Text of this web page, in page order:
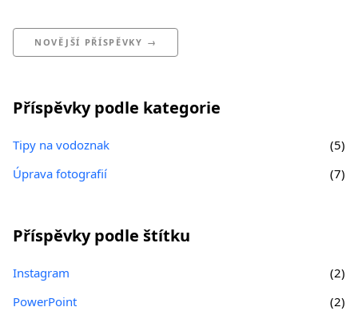
NOVĚJŠÍ PŘÍSPĚVKY →
Příspěvky podle kategorie
Tipy na vodoznak
(5)
Úprava fotografií
(7)
Příspěvky podle štítku
Instagram
(2)
PowerPoint
(2)